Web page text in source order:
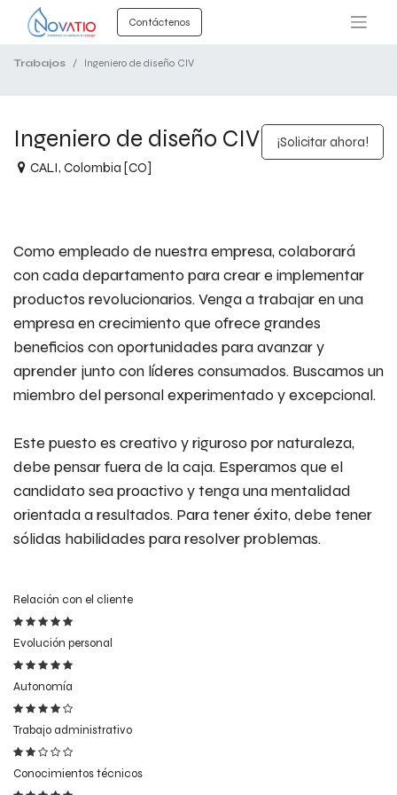
Contáctenos
Trabajos Ingeniero de diseño CIV
¡Solicitar ahora!
Ingeniero de diseño CIV
CALI,Colombia [CO]
Como empleado de nuestra empresa,colaborará
con cada departamento para crear e implementar
productos revolucionarios.Venga a trabajar en una
empresa en crecimiento que ofrece grandes
beneficios con oportunidades para avanzar y
aprender junto con líderes consumados. Buscamos un
miembro del personal experimentado y excepcional.
Este puesto es creativo y riguroso por naturaleza,
debe pensar fuera de la caja. Esperamos que el
candidato sea proactivo y tenga una mentalidad
orientada a resultados. Para tener éxito, debe tener
sólidas habilidades para resolver problemas.
Relación con el cliente
Evolución personal
Autonomía
Trabajo administrativo
Conocimientos técnicos